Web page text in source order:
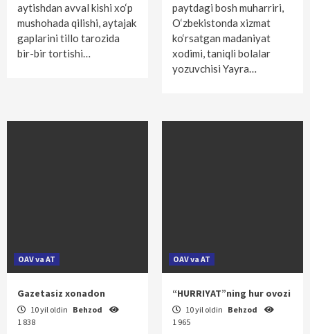
aytishdan avval kishi xo‘p
mushohada qilishi, aytajak
gaplarini tillo tarozida
bir-bir tortishi…
paytdagi bosh muharriri,
O‘zbekistonda xizmat
ko‘rsatgan madaniyat
xodimi, taniqli bolalar
yozuvchisi Yayra…
OAV va AT
Gazetasiz xonadon
10 yil oldin Behzod
1 838
OAV va AT
“HURRIYAT”ning hur ovozi
10 yil oldin Behzod
1 965